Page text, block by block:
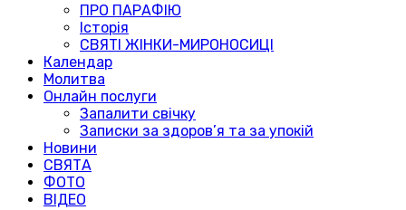
ПРО ПАРАФІЮ
Історія
СВЯТІ ЖІНКИ-МИРОНОСИЦІ
Календар
Молитва
Онлайн послуги
Запалити свічку
Записки за здоров’я та за упокій
Новини
СВЯТА
ФОТО
ВІДЕО